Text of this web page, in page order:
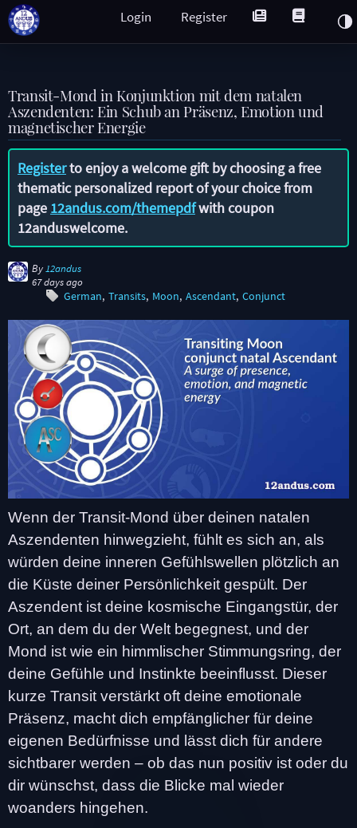
Register
Login
Transit-Mond in Konjunktion mit dem natalen
Aszendenten: Ein Schub an Präsenz, Emotion und
magnetischer Energie
Registerto enjoy a welcome gift by choosing a free
thematic personalized report of your choice from
page 12andus.com/themepdfwith coupon
12anduswelcome.
By 12andus
67 days ago
German Transits Moon Ascendant Conjunct
Wenn der Transit-Mond über deinen natalen
Aszendenten hinwegzieht, fühlt es sich an, als
würden deine inneren Gefühlswellen plötzlich an
die Küste deiner Persönlichkeit gespült. Der
Aszendent ist deine kosmische Eingangstür, der
Ort, an dem du der Welt begegnest, und der
Mond ist wie ein himmlischer Stimmungsring, der
deine Gefühle und Instinkte beeinflusst. Dieser
kurze Transit verstärkt oft deine emotionale
Präsenz, macht dich empfänglicher für deine
eigenen Bedürfnisse und lässt dich für andere
sichtbarer werden – ob das nun positiv ist oder du
dir wünschst, dass die Blicke mal wieder
woanders hingehen.